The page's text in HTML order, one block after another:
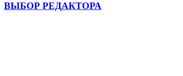
ВЫБОР РЕДАКТОРА